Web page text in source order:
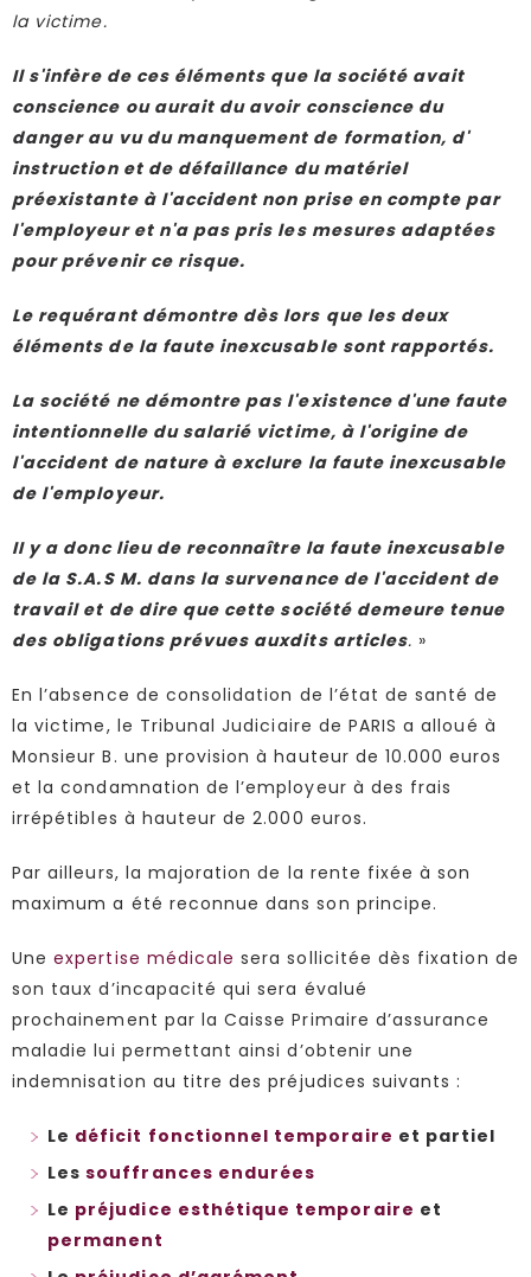
la victime.
Il s'infère de ces éléments que la société avait
conscience ou aurait du avoir conscience du
danger au vu du manquement de formation, d'
instruction et de défaillance du matériel
préexistante à l'accident non prise en compte par
l'employeur et n'a pas pris les mesures adaptées
pour prévenir ce risque.
Le requérant démontre dès lors que les deux
éléments de la faute inexcusable sont rapportés.
La société ne démontre pas l'existence d'une faute
intentionnelle du salarié victime, à l'origine de
l'accident de nature à exclure la faute inexcusable
de l'employeur.
II y a donc lieu de reconnaître la faute inexcusable
de la S.A.S M. dans la survenance de l'accident de
travail et de dire que cette société demeure tenue
des obligations prévues auxdits articles. »
En l’absence de consolidation de l’état de santé de
la victime, le Tribunal Judiciaire de PARIS a alloué à
Monsieur B. une provision à hauteur de 10.000 euros
et la condamnation de l’employeur à des frais
irrépétibles à hauteur de 2.000 euros.
Par ailleurs, la majoration de la rente fixée à son
maximum a été reconnue dans son principe.
Uneexpertise médicale sera sollicitée dès fixation de
son taux d’incapacité qui sera évalué
prochainement par la Caisse Primaire d’assurance
maladie lui permettant ainsi d’obtenir une
indemnisation au titre des préjudices suivants :
Le déficit fonctionnel temporaire et partiel
Lessouffrances endurées
Le préjudice esthétique temporaire et
permanent